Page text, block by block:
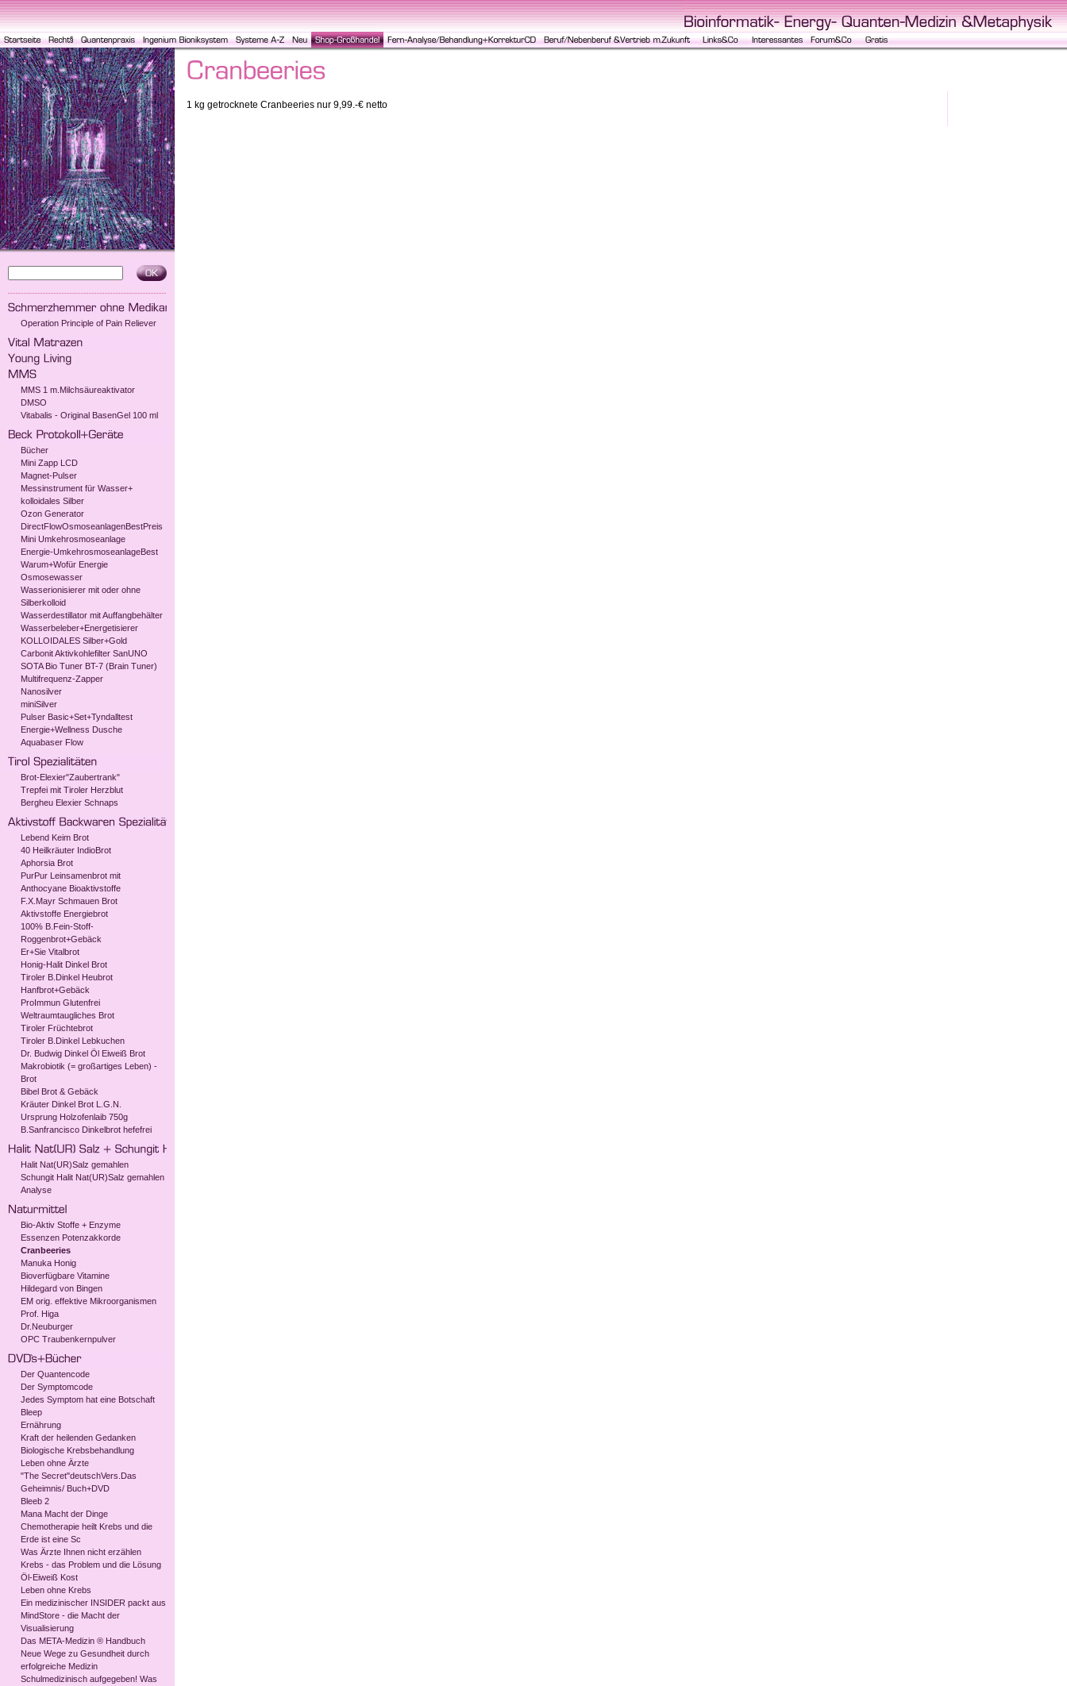
Operation Principle of Pain Reliever
MMS 1 m.Milchsäureaktivator
DMSO
Vitabalis - Original BasenGel 100 ml
Bücher
Mini Zapp LCD
Magnet-Pulser
Messinstrument für Wasser+
kolloidales Silber
Ozon Generator
DirectFlowOsmoseanlagenBestPreis
Mini Umkehrosmoseanlage
Energie-UmkehrosmoseanlageBest
Warum+Wofür Energie
Osmosewasser
Wasserionisierer mit oder ohne
Silberkolloid
Wasserdestillator mit Auffangbehälter
Wasserbeleber+Energetisierer
KOLLOIDALES Silber+Gold
Carbonit Aktivkohlefilter SanUNO
SOTA Bio Tuner BT-7 (Brain Tuner)
Multifrequenz-Zapper
Nanosilver
miniSilver
Pulser Basic+Set+Tyndalltest
Energie+Wellness Dusche
Aquabaser Flow
Brot-Elexier"Zaubertrank"
Trepfei mit Tiroler Herzblut
Bergheu Elexier Schnaps
Lebend Keim Brot
40 Heilkräuter IndioBrot
Aphorsia Brot
PurPur Leinsamenbrot mit
Anthocyane Bioaktivstoffe
F.X.Mayr Schmauen Brot
Aktivstoffe Energiebrot
100% B.Fein-Stoff-
Roggenbrot+Gebäck
Er+Sie Vitalbrot
Honig-Halit Dinkel Brot
Tiroler B.Dinkel Heubrot
Hanfbrot+Gebäck
ProImmun Glutenfrei
Weltraumtaugliches Brot
Tiroler Früchtebrot
Tiroler B.Dinkel Lebkuchen
Dr. Budwig Dinkel Öl Eiweiß Brot
Makrobiotik (= großartiges Leben) -
Brot
Bibel Brot & Gebäck
Kräuter Dinkel Brot L.G.N.
Ursprung Holzofenlaib 750g
B.Sanfrancisco Dinkelbrot hefefrei
Halit Nat(UR)Salz gemahlen
Schungit Halit Nat(UR)Salz gemahlen
Analyse
Bio-Aktiv Stoffe + Enzyme
Essenzen Potenzakkorde
Cranbeeries
Manuka Honig
Bioverfügbare Vitamine
Hildegard von Bingen
EM orig. effektive Mikroorganismen
Prof. Higa
Dr.Neuburger
OPC Traubenkernpulver
Der Quantencode
Der Symptomcode
Jedes Symptom hat eine Botschaft
Bleep
Ernährung
Kraft der heilenden Gedanken
Biologische Krebsbehandlung
Leben ohne Ärzte
"The Secret"deutschVers.Das
Geheimnis/ Buch+DVD
Bleeb 2
Mana Macht der Dinge
Chemotherapie heilt Krebs und die
Erde ist eine Sc
Was Ärzte Ihnen nicht erzählen
Krebs - das Problem und die Lösung
Öl-Eiweiß Kost
Leben ohne Krebs
Ein medizinischer INSIDER packt aus
MindStore - die Macht der
Visualisierung
Das META-Medizin ® Handbuch
Neue Wege zu Gesundheit durch
erfolgreiche Medizin
Schulmedizinisch aufgegeben! Was
1 kg getrocknete Cranbeeries nur 9,99.-€ netto